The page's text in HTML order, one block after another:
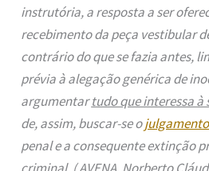
instrutória, a resposta a ser
recebimento da peça vestibular
contrário do que se fazia antes,
prévia à alegação genérica de
argumentartudo que interessa à
de, assim, buscar-se o
penal e a consequente extinção